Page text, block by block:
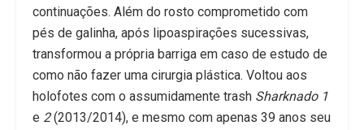
continuações. Além do rosto comprometido com
pés de galinha, após lipoaspirações sucessivas,
transformou a própria barriga em caso de estudo de
como não fazer uma cirurgia plástica. Voltou aos
holofotes com o assumidamente trash Sharknado 1
e 2(2013/2014), e mesmo com apenas 39 anos seu